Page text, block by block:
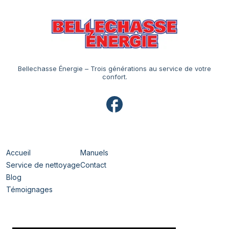
Bellechasse Énergie – Trois générations au service de votre
confort.
Accueil
Service de nettoyage
Blog
Témoignages
Manuels
Contact